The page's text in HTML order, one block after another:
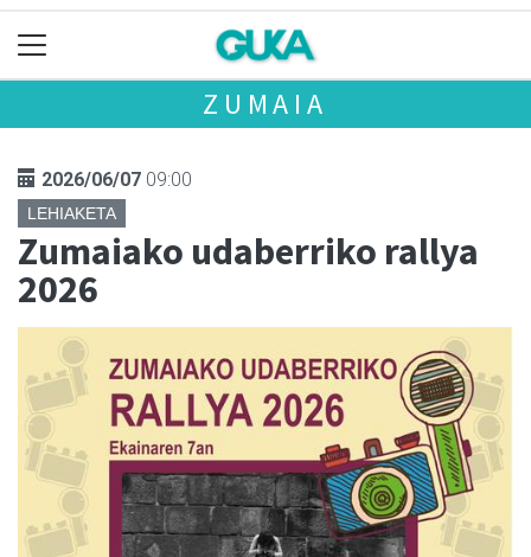
ZUMAIA
2026/06/07 09:00
LEHIAKETA
Zumaiako udaberriko rallya
2026